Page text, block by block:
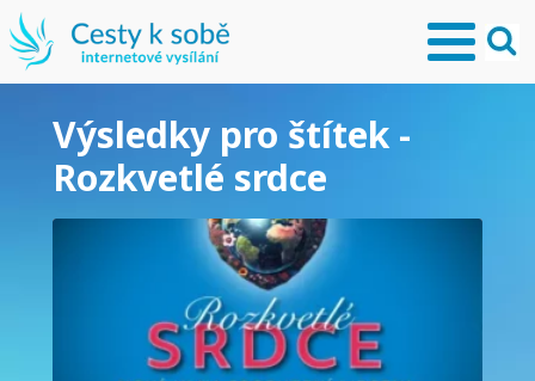
Výsledky pro štítek -
Rozkvetlé srdce